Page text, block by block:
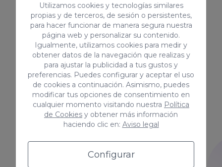
Utilizamos cookies y tecnologías similares
propias y de terceros, de sesión o persistentes,
para hacer funcionar de manera segura nuestra
página web y personalizar su contenido.
Igualmente, utilizamos cookies para medir y
obtener datos de la navegación que realizas y
para ajustar la publicidad a tus gustos y
preferencias. Puedes configurar y aceptar el uso
de cookies a continuación. Asimismo, puedes
modificar tus opciones de consentimiento en
cualquier momento visitando nuestra Política
de Cookies y obtener más información
haciendo clic en: Aviso legal
Configurar
tipo de contenido coorporativo
y de actualidad.
Copywriting técnico
Nuestros copywriters cuentan
con un expertise amplio y
saben manejarse en cualquier
sector. Son capaces de
desarrollar contenido de valor,